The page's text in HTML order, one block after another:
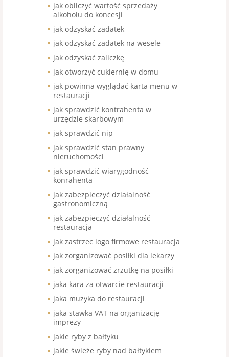
jak obliczyć wartość sprzedaży
alkoholu do koncesji
jak odzyskać zadatek
jak odzyskać zadatek na wesele
jak odzyskać zaliczkę
jak otworzyć cukiernię w domu
jak powinna wyglądać karta menu w
restauracji
jak sprawdzić kontrahenta w
urzędzie skarbowym
jak sprawdzić nip
jak sprawdzić stan prawny
nieruchomości
jak sprawdzić wiarygodność
konrahenta
jak zabezpieczyć działalność
gastronomiczną
jak zabezpieczyć działalność
restauracja
jak zastrzec logo firmowe restauracja
jak zorganizować posiłki dla lekarzy
jak zorganizować zrzutkę na posiłki
jaka kara za otwarcie restauracji
jaka muzyka do restauracji
jaka stawka VAT na organizację
imprezy
jakie ryby z bałtyku
jakie świeże ryby nad bałtykiem